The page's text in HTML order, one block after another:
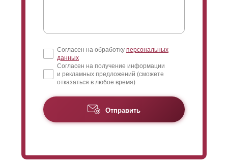
Согласен на обработку персональных
данных
Согласен на получение информации
и рекламных предложений (сможете
отказаться в любое время)
Отправить